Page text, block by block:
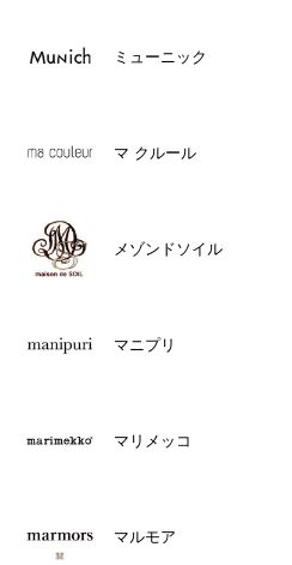
ミューニック
マ クルール
メゾンドソイル
マニプリ
マリメッコ
マルモア